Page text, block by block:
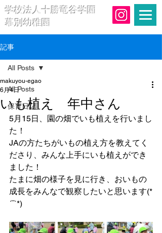
学校法人十勝竜谷学園
幕別幼稚園
記事
All Posts
保育日記
All Posts
いも植え 年中さん
makuyou-egao
6月4日
5月15日、園の畑でいも植えを行いまし
た！
JAの方たちがいもの植え方を教えてく
ださり、みんな上手にいも植えができ
ました！
たまに畑の様子を見に行き、おいもの
成長をみんなで観察したいと思います(*
´˘`*)